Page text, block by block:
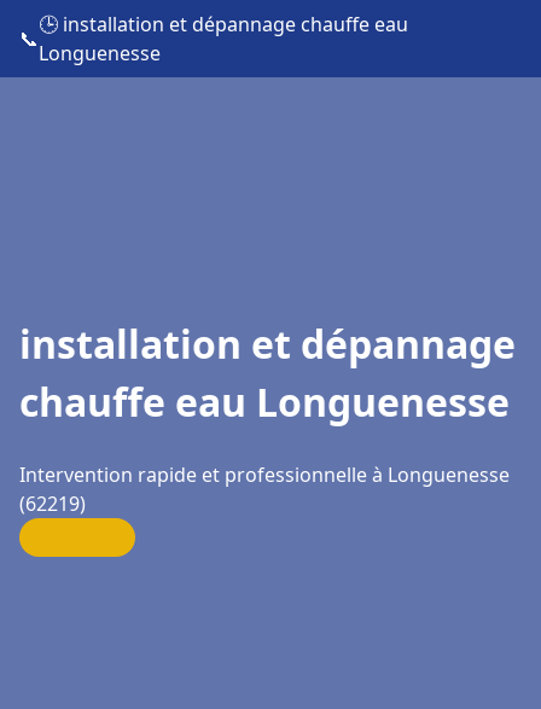
📞
🕒 installation et dépannage chauffe eau
Longuenesse
installation et dépannage
chauffe eau Longuenesse
Intervention rapide et professionnelle à Longuenesse
(62219)